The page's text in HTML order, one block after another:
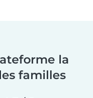
la
familles